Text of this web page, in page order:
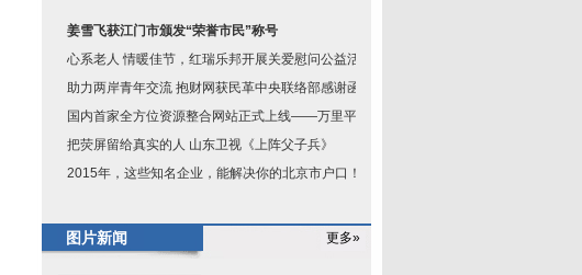
姜雪飞获江门市颁发“荣誉市民”称号
心系老人 情暖佳节，红瑞乐邦开展关爱慰问公益活
助力两岸青年交流 抱财网获民革中央联络部感谢函
国内首家全方位资源整合网站正式上线——万里平台
把荧屏留给真实的人 山东卫视《上阵父子兵》
2015年，这些知名企业，能解决你的北京市户口！
图片新闻 更多»